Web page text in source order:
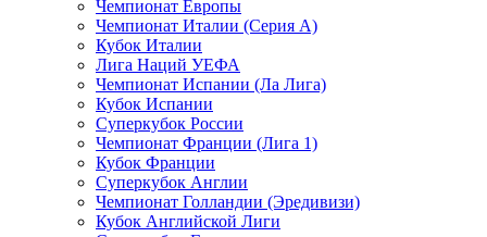
Чемпионат Европы
Чемпионат Италии (Серия А)
Кубок Италии
Лига Наций УЕФА
Чемпионат Испании (Ла Лига)
Кубок Испании
Суперкубок России
Чемпионат Франции (Лига 1)
Кубок Франции
Суперкубок Англии
Чемпионат Голландии (Эредивизи)
Кубок Английской Лиги